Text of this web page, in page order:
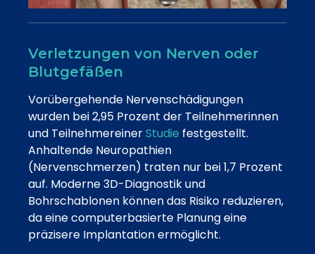
Verletzungen von Nerven oder
Blutgefäßen
Vorübergehende Nervenschädigungen
wurden bei 2,95 Prozent der Teilnehmerinnen
und TeilnehmereinerStudie festgestellt.
Anhaltende Neuropathien
(Nervenschmerzen) traten nur bei 1,7 Prozent
auf. Moderne 3D-Diagnostik und
Bohrschablonen können das Risiko reduzieren,
da eine computerbasierte Planung eine
präzisere Implantation ermöglicht.